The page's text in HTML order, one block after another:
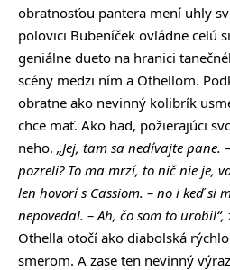
obratnosťou pantera mení uhly
polovici Bubeníček ovládne celú
geniálne dueto na hranici
scény medzi ním a Othellom.
obratne ako nevinný kolibrík
chce mať. Ako had, požierajúci
neho. „Jej, tam sa nedívajte pane.
pozreli? To ma mrzí, to nič nie je,
len hovorí s Cassiom. – no i keď si
nepovedal. – Ah, čo som to urobil“,
Othella otočí ako diabolská
smerom. A zase ten nevinný